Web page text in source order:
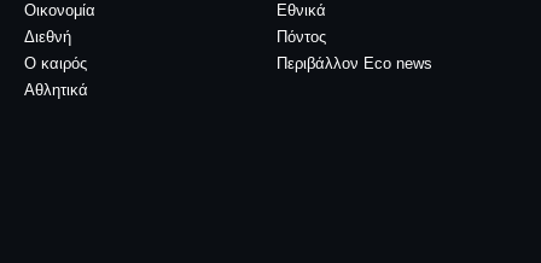
Οικονομία
Εθνικά
Διεθνή
Πόντος
Ο καιρός
Περιβάλλον Eco news
Αθλητικά